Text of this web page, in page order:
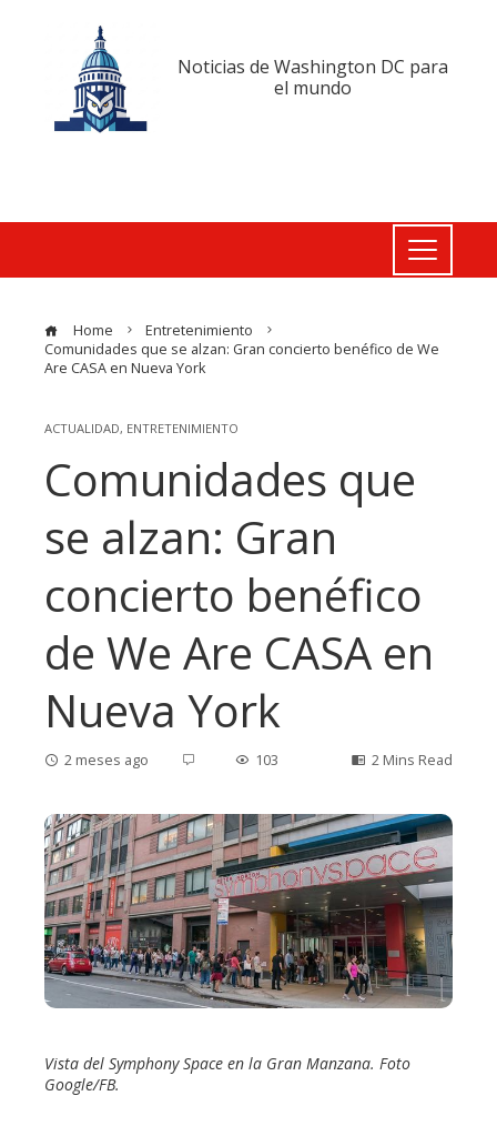
Noticias de Washington DC para
el mundo
Home
Entretenimiento
Comunidades que se alzan: Gran concierto benéfico de We
Are CASA en Nueva York
ACTUALIDAD, ENTRETENIMIENTO
Comunidades que
se alzan: Gran
concierto benéfico
de We Are CASA en
Nueva York
2 meses ago 103 2 Mins Read
Vista del Symphony Space en la Gran Manzana. Foto
Google/FB.